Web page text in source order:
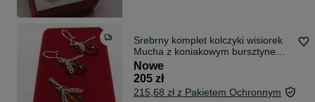
Srebrny komplet kolczyki wisiorek
Mucha z koniakowym bursztynem,
925
Nowe
205 zł
215,68 zł z Pakietem Ochronnym